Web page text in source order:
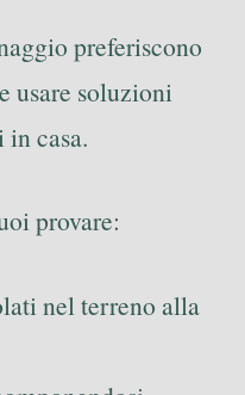
preferiscono
usare soluzioni
in casa.
provare:
nel terreno alla